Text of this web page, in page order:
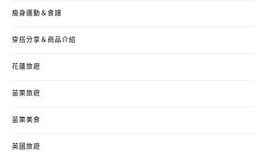
瘦身運動＆食譜
穿搭分享＆商品介紹
花蓮旅遊
苗栗旅遊
苗栗美食
英國旅遊